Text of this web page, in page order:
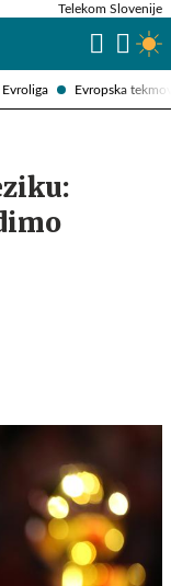
Evroliga Evropska
Telekom Slovenije